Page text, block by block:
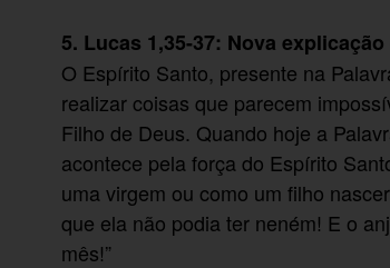
5. Lucas 1,35-37: Nova
O Espírito Santo, presente na
realizar coisas que parecem
Filho de Deus. Quando hoje a
acontece pela força do Espírito
uma virgem ou como um filho
que ela não podia ter neném! E o
mês!”